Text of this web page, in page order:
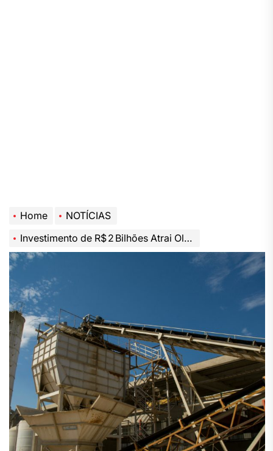
Home
NOTÍCIAS
Investimento de R$ 2 Bilhões Atrai Olhar do País para Refinaria que Nascerá na Lapa (PR)